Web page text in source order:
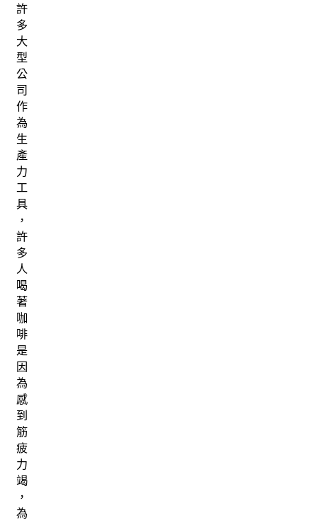
許
多
大
型
公
司
作
為
生
產
力
工
具
，
許
多
人
喝
著
咖
啡
是
因
為
感
到
筋
疲
力
竭
，
為